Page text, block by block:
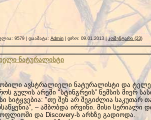
9579 | დაამატა: Admin | დრო: 09.01.2013|კომენტარი (23)
ნატურალისტი
ავსტრალიელი ნატურალისტი და
გულის არეში "სტინგრეის” ნემსის მიერ
სიტყვებია: "თუ შენ არ შეგიძლია საკუთარ
– ამბობდა ირვინი. მისი
და Discovery-ს არხზე გადიოდა.